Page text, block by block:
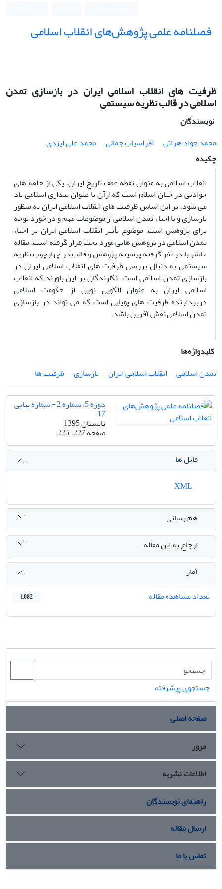
فصلنامه علمی پژوهش‌های انقلاب اسلامی
ظرفیت های انقلاب اسلامی ایران در بازسازی تمدن
اسلامی در قالب نظریه سیستمی
نویسندگان
محمد جواد هراتی
افراسیاب جمالی
محمد علی ایزدی
چکیده
انقلاب اسلامی به عنوان نقطه عطف تاریخ ایران، یکی از حلقه های
حوادثی در جهان اسلام است که ازآن با عنوان بیداری اسلامی یاد
می شود. بر این اساس ظرفیت های انقلاب اسلامی ایران به منظور
بازسازی و یا احیاء تمدن اسلامی از موضوعات مهم و در خورد توجه
برای پژوهش است. موضوع تأثیر انقلاب اسلامی ایران بر احیاء
تمدن اسلامی در پژوهش هایی مورد بحث قرار گرفته است. مقاله
حاضر با در نظر گرفته پیشینه پژوهش و قالب در چهارچوب نظریه
سیستمی به دنبال بررسی ظرفیت های انقلاب اسلامی ایران در
بازسازی تمدن اسلامی است. نگارندگان بر این باورند که انقلاب
اسلامی ایران به عنوان الگویی نوین از حکومت اسلامی
دربردارنده ظرفیت های پویایی است که می تواند در بازسازی
تمدن اسلامی نقش آفرین باشد.
کلیدواژه‌ها
تمدن اسلامی
انقلاب اسلامی ایران بازسازی ظرفیت ها
دوره 5، شماره 2 - شماره پیاپی
17
تابستان 1395
صفحه225-227
فایل ها
هم رسانی
ارجاع به این مقاله
آمار
تعداد مشاهده مقاله
1,082
جستجوی پیشرفته
صفحه اصلی
مرور
اطلاعات نشریه
راهنمای نویسندگان
ارسال مقاله
تماس با ما